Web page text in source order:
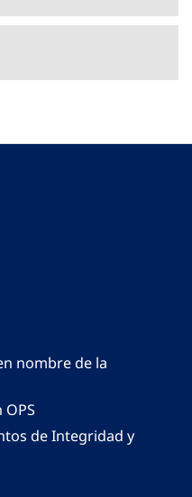
nombre de la
de Integridad y